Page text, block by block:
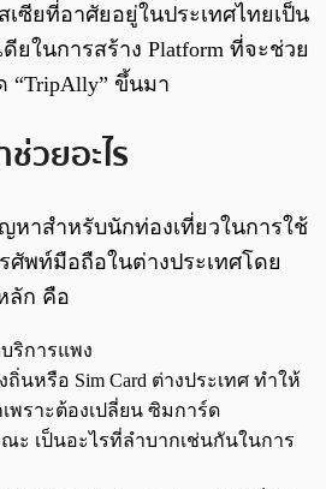
ซียที่อาศัยอยู่ในประเทศไทยเป็น
ดียในการสร้าง Platform ที่จะช่วย
“TripAlly” ขึ้นมา
วยอะไร
าสำหรับนักท่องเที่ยวในการใช้
ศัพท์มือถือในต่างประเทศโดย
ลัก คือ
ริการแพง
ถิ่นหรือ Sim Card ต่างประเทศ ทำให้
พราะต้องเปลี่ยน ซิมการ์ด
ะ เป็นอะไรที่ลำบากเช่นกันในการ